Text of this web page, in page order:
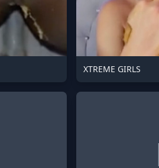
XTREME GIRLS